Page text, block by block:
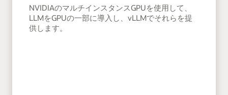
NVIDIAのマルチインスタンスGPUを使用して、
LLMをGPUの一部に導入し、vLLMでそれらを提
供します。